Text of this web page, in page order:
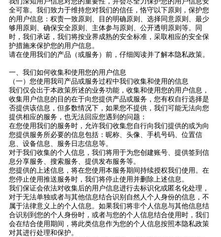
全可靠。我们致力于维持您对我们的信任，恪守以下原则，保护您
的用户信息：权责一致原则、目的明确原则、选择同意原则、最少
够用原则、确保安全原则、主体参与原则、公开透明原则等。同
时，我们承诺，我们将按业界成熟的安全标准，采取相应的安全保
护措施来保护您的用户信息。
请在使用我们的产品（或服务）前，仔细阅读并了解本隐私政策。
一、我们如何收集和使用您的用户信息
（一）您使用我司产品或服务过程中我们收集和使用的信息
我们仅会出于本政策所述的业务功能，收集和使用您的用户信息，
收集用户信息的目的在于向您提供产品或服务，您有权自行选择是
否提供该信息，但多数情况下，如果您不提供，我们可能无法向您
提供相应的服务，也无法回应您遇到的问题：
在您使用我们的服务时，允许我们收集您自行向我们提供的或为向
您提供服务所必要的信息包括：昵称、头像、手机号码、位置信
息、设备信息、服务日志信息等。
对于我们收集的个人信息，我们将用于为您创建账号、提供签到信
息分享服务、搜索服务、提供发布服务等。
您提供的上述信息，将在您使用本服务期间持续授权我们使用。在
您停止使用推送服务时，我们将停止使用并删除上述信息。
我们保证会依法对收集后的用户信息进行去标识化或匿名化处理，
对于无法单独或者与其他信息结合识别自然人个人身份的信息，不
属于法律意义上的个人信息。如果我们将非个人信息与其他信息结
合识别到您的个人身份时，或者与您的个人信息结合使用时，我们
会在结合使用期间，将此类信息作为您的个人信息按照本隐私政策
对其进行处理和保护。